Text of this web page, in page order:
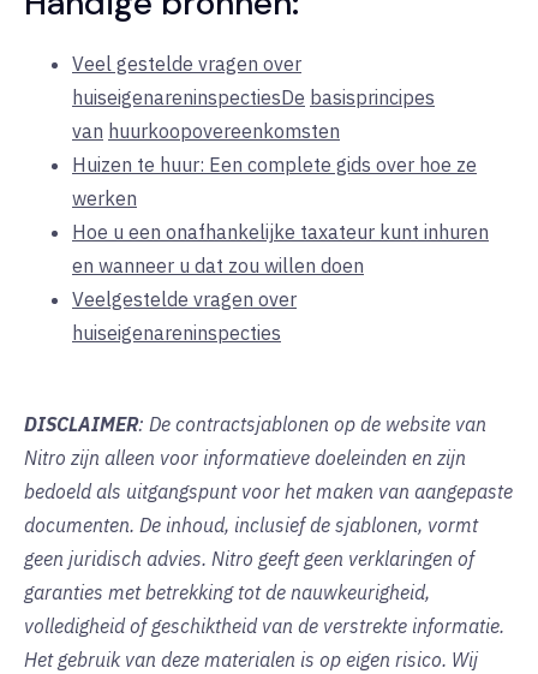
Veel gestelde vragen over
huiseigenareninspectiesDe basisprincipes
van huurkoopovereenkomsten
Huizen te huur: Een complete gids over hoe ze
werken
Hoe u een onafhankelijke taxateur kunt inhuren
en wanneer u dat zou willen doen
Veelgestelde vragen over
huiseigenareninspecties
DISCLAIMER: De contractsjablonen op de website van
Nitro zijn alleen voor informatieve doeleinden en zijn
bedoeld als uitgangspunt voor het maken van aangepaste
documenten. De inhoud, inclusief de sjablonen, vormt
geen juridisch advies. Nitro geeft geen verklaringen of
garanties met betrekking tot de nauwkeurigheid,
volledigheid of geschiktheid van de verstrekte informatie.
Het gebruik van deze materialen is op eigen risico. Wij